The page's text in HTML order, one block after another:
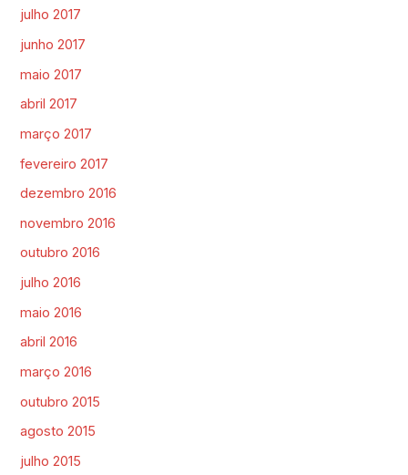
julho 2017
junho 2017
maio 2017
abril 2017
março 2017
fevereiro 2017
dezembro 2016
novembro 2016
outubro 2016
julho 2016
maio 2016
abril 2016
março 2016
outubro 2015
agosto 2015
julho 2015